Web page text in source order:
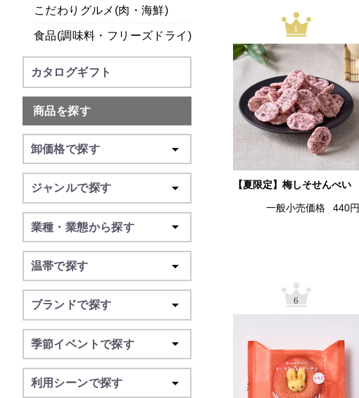
1
【夏限定】梅しそせんべい
一般小売価格 440円
6
こだわりグルメ(肉・海鮮)
食品(調味料・フリーズドライ)
カタログギフト
商品を探す
卸価格で探す
ジャンルで探す
業種・業態から探す
温帯で探す
ブランドで探す
季節イベントで探す
利用シーンで探す